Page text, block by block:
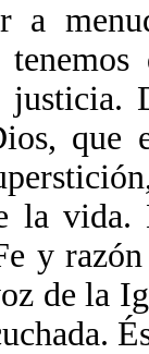
a
que
la vida.
y
de la